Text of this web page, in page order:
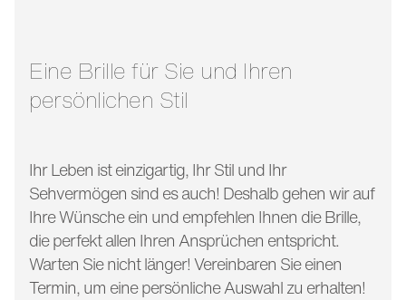
Eine Brille für Sie und Ihren
persönlichen Stil
Ihr Leben ist einzigartig, Ihr Stil und Ihr
Sehvermögen sind es auch! Deshalb gehen wir auf
Ihre Wünsche ein und empfehlen Ihnen die Brille,
die perfekt allen Ihren Ansprüchen entspricht.
Warten Sie nicht länger! Vereinbaren Sie einen
Termin, um eine persönliche Auswahl zu erhalten!